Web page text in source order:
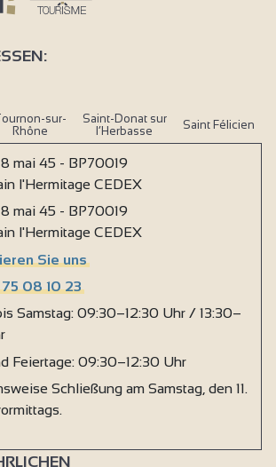
sur-
Rhône
Saint-Donat sur
l’Herbasse
Saint Félicien
mai 45 - BP70019
l'Hermitage CEDEX
mai 45 - BP70019
l'Hermitage CEDEX
Sie uns
08 10 23
Samstag: 09:30–12:30 Uhr / 13:30–
Feiertage: 09:30–12:30 Uhr
Schließung am Samstag, den 11.